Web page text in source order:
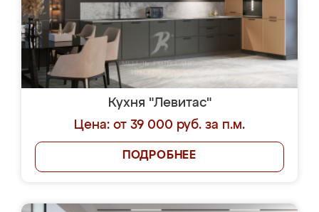
Кухня "Левитас"
Цена: от 39 000 руб. за п.м.
ПОДРОБНЕЕ